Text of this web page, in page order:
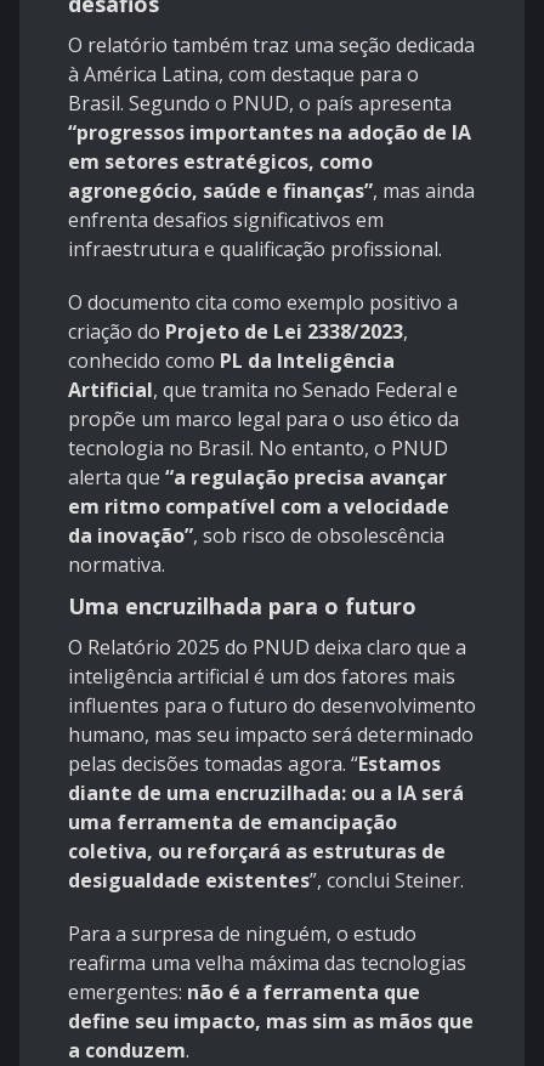
O relatório também traz uma seção dedicada
à América Latina, com destaque para o
Brasil. Segundo o PNUD, o país apresenta
“progressos importantes na adoção de IA
em setores estratégicos, como
agronegócio, saúde e finanças”, mas ainda
enfrenta desafios significativos em
infraestrutura e qualificação profissional.
O documento cita como exemplo positivo a
criação do Projeto de Lei 2338/2023,
conhecido como PL da Inteligência
Artificial, que tramita no Senado Federal e
propõe um marco legal para o uso ético da
tecnologia no Brasil. No entanto, o PNUD
alerta que “a regulação precisa avançar
em ritmo compatível com a velocidade
da inovação”, sob risco de obsolescência
normativa.
Uma encruzilhada para o futuro
O Relatório 2025 do PNUD deixa claro que a
inteligência artificial é um dos fatores mais
influentes para o futuro do desenvolvimento
humano, mas seu impacto será determinado
pelas decisões tomadas agora. “Estamos
diante de uma encruzilhada: ou a IA será
uma ferramenta de emancipação
coletiva, ou reforçará as estruturas de
desigualdade existentes”, conclui Steiner.
Para a surpresa de ninguém, o estudo
reafirma uma velha máxima das tecnologias
emergentes: não é a ferramenta que
define seu impacto, mas sim as mãos que
a conduzem.